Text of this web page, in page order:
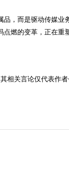
而是驱动传媒业务
燃的变革，正在重
相关言论仅代表作